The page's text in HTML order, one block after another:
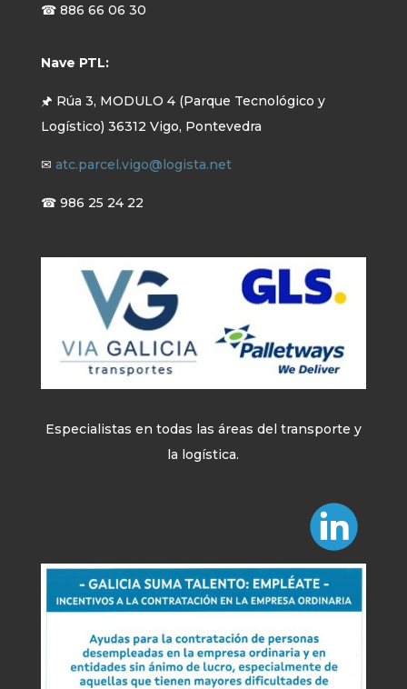
☎ 886 66 06 30
Nave PTL:
🖈 Rúa 3, MODULO 4 (Parque Tecnológico y
Logístico) 36312 Vigo, Pontevedra
✉ atc.parcel.vigo@logista.net
☎ 986 25 24 22
Especialistas en todas las áreas del transporte y
la logística.